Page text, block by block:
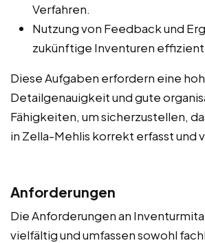
Verfahren.
Nutzung von Feedback und
zukünftige Inventuren
Diese Aufgaben erfordern eine
Detailgenauigkeit und gute
Fähigkeiten, um sicherzustellen,
in Zella-Mehlis korrekt erfasst und
Anforderungen
Die Anforderungen an
vielfältig und umfassen sowohl